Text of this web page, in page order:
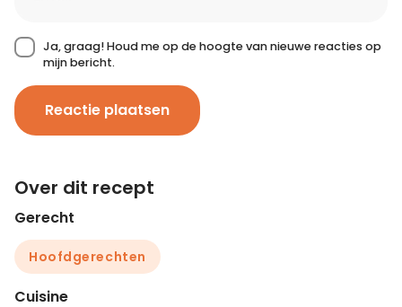
Ja, graag! Houd me op de hoogte van nieuwe reacties op
mijn bericht.
Reactie plaatsen
Over dit recept
Gerecht
Hoofdgerechten
Cuisine